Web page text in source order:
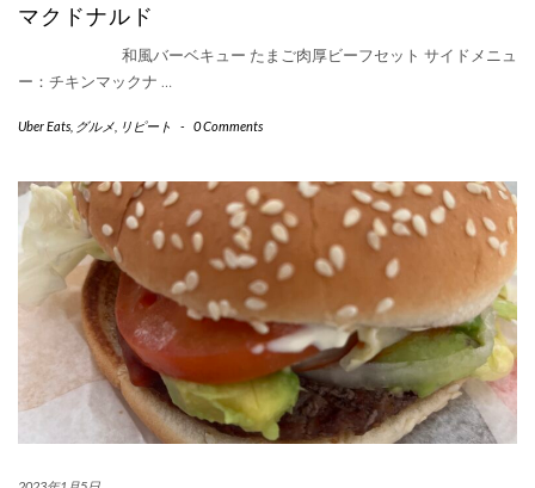
マクドナルド
和風バーベキュー たまご肉厚ビーフセット サイドメニュ
ー：チキンマックナ …
Uber Eats グルメ リピート - 0 Comments